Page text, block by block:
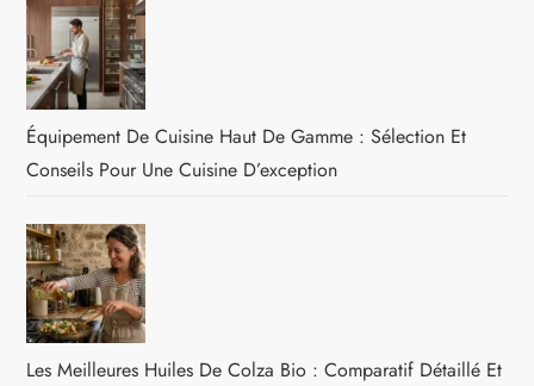
Équipement De Cuisine Haut De Gamme : Sélection Et
Conseils Pour Une Cuisine D’exception
Les Meilleures Huiles De Colza Bio : Comparatif Détaillé Et